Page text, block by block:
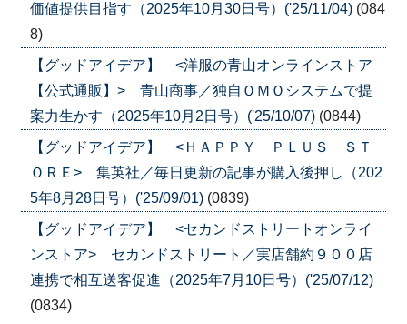
価値提供目指す（2025年10月30日号）('25/11/04) (084
8)
【グッドアイデア】 <洋服の青山オンラインストア
【公式通販】> 青山商事／独自ＯＭＯシステムで提
案力生かす（2025年10月2日号）('25/10/07) (0844)
【グッドアイデア】 <ＨＡＰＰＹ ＰＬＵＳ ＳＴ
ＯＲＥ> 集英社／毎日更新の記事が購入後押し（202
5年8月28日号）('25/09/01) (0839)
【グッドアイデア】 <セカンドストリートオンライ
ンストア> セカンドストリート／実店舗約９００店
連携で相互送客促進（2025年7月10日号）('25/07/12)
(0834)